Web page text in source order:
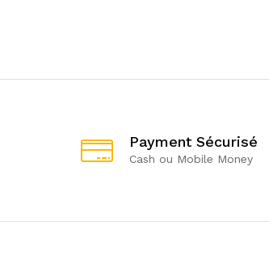
Payment Sécurisé
Cash ou Mobile Money